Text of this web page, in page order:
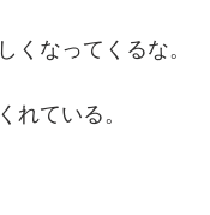
くなってくるな。
れている。